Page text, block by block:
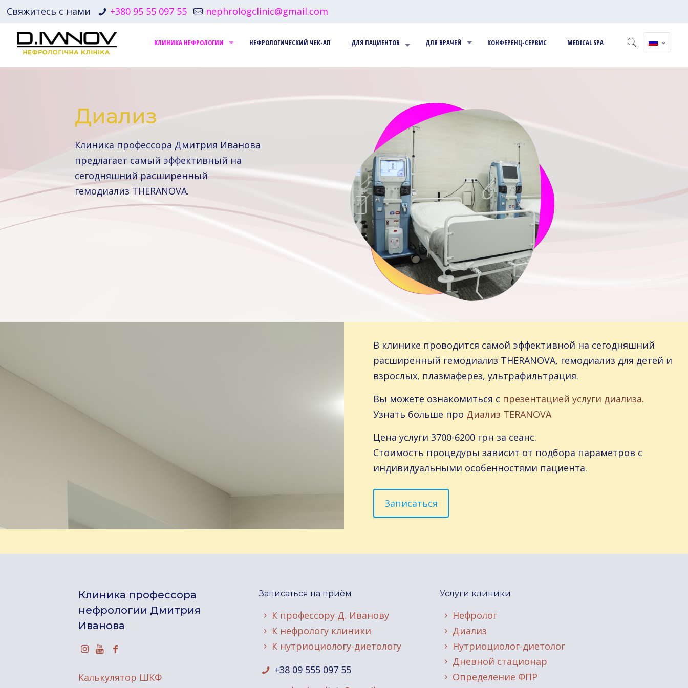
Свяжитесь с нами +380 95 55 097 55 nephrologclinic@gmail.com
КЛИНИКА НЕФРОЛОГИИ НЕФРОЛОГИЧЕСКИЙ ЧЕК-АП ДЛЯ ПАЦИЕНТОВ ДЛЯ ВРАЧЕЙ КОНФЕРЕНЦ-СЕРВИС MEDICAL SPA
Диализ
Клиника профессора Дмитрия Иванова
предлагает самый эффективный на
сегодняшний расширенный
гемодиализ THERANOVA.
В клинике проводится самой эффективной на сегодняшний
расширенный гемодиализ THERANOVA, гемодиализ для детей и
взрослых, плазмаферез, ультрафильтрация.
Вы можете ознакомиться с презентацией услуги диализа.
Узнать больше про Диализ TERANOVA
Цена услуги 3700-6200 грн за сеанс.
Стоимость процедуры зависит от подбора параметров с
индивидуальными особенностями пациента.
Записаться
Клиника профессора
нефрологии Дмитрия
Иванова
Калькулятор ШКФ
Записаться на приём
К профессору Д. Иванову
К нефрологу клиники
К нутриоциологу-диетологу
+38 09 555 097 55
Услуги клиники
Нефролог
Диализ
Нутриоциолог-диетолог
Дневной стационар
Определение ФПР